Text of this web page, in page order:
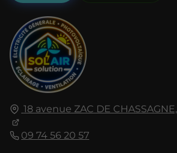
18 avenue ZAC DE CHASSAGNE,
09 74 56 20 57